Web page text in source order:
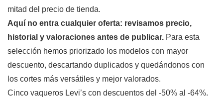
mitad del precio de tienda.
Aquí no entra cualquier oferta: revisamos precio,
historial y valoraciones antes de publicar. Para esta
selección hemos priorizado los modelos con mayor
descuento, descartando duplicados y quedándonos con
los cortes más versátiles y mejor valorados.
Cinco vaqueros Levi’s con descuentos del -50% al -64%.